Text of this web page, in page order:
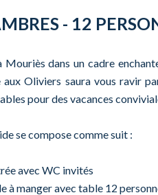
- 12
Mouriès dans un cadre
aux Oliviers saura vous ravir
pour des vacances
se compose comme suit :
avec WC invités
à manger avec table 12